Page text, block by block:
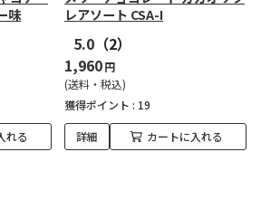
味
れる
レアソート CSA-I
5.0 （2）
1,960円
(送料・税込)
獲得ポイント : 19
詳細 カートに入れる